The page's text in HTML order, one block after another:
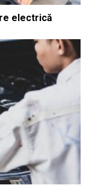
electrică